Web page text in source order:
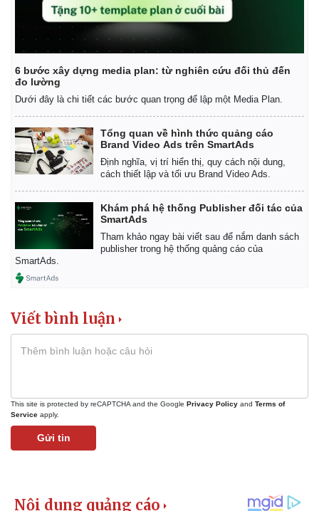
Pháp luật
6 bước xây dựng media plan: từ nghiên cứu đối thủ đến
đo lường
Dưới đây là chi tiết các bước quan trọng để lập một Media Plan.
Tổng quan về hình thức quảng cáo
Brand Video Ads trên SmartAds
Định nghĩa, vị trí hiển thị, quy cách nội dung,
cách thiết lập và tối ưu Brand Video Ads.
Khám phá hệ thống Publisher đối tác của
SmartAds
Tham khảo ngay bài viết sau để nắm danh sách
publisher trong hệ thống quảng cáo của
SmartAds.
Viết bình luận
This site is protected by reCAPTCHA and the Google Privacy Policy and Terms of
Service apply.
Gửi tin